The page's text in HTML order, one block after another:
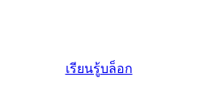
เรียนรู้บล็อก